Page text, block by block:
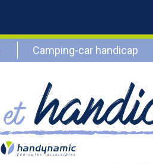
Camping-car handicap